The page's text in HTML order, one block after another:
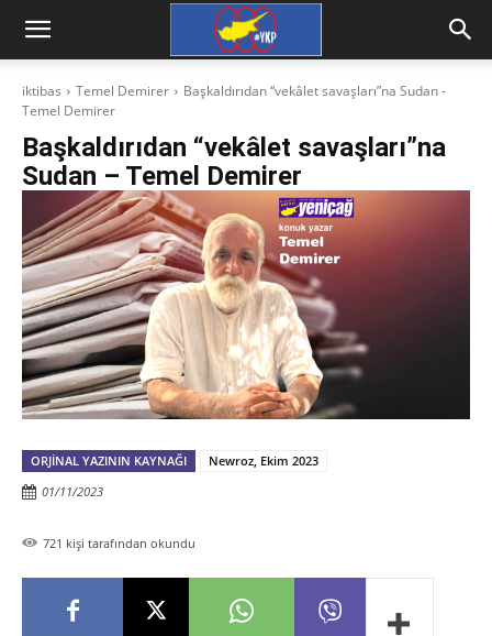
iktibas Temel Demirer
Başkaldırıdan “vekâlet savaşları”na Sudan -
Temel Demirer
Başkaldırıdan “vekâlet savaşları”na
Sudan – Temel Demirer
ORJINAL YAZININ KAYNAĞI
Newroz, Ekim 2023
01/11/2023
721 kişi tarafından okundu